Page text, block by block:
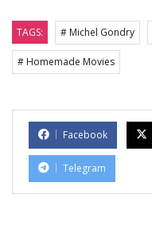
TAGS: # Michel Gondry
# Homemade Movies
Facebook
Telegram